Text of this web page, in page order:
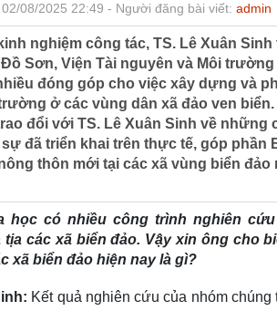
08/2025 22:49 - Người đăng bài viết: admin
nghiệm công tác, TS. Lê Xuân Sinh
Sơn, Viện Tài nguyên và Môi trường
đóng góp cho việc xây dựng và
ở các vùng dân xã đảo ven biển.
đổi với TS. Lê Xuân Sinh về những
đã triển khai trên thực tế, góp phần
thôn mới tại các xã vùng biển đảo
học có nhiều công trình nghiên
tịa các xã biển đảo. Vậy xin ông cho
xã biển đảo hiện nay là gì?
Kết quả nghiên cứu của nhóm